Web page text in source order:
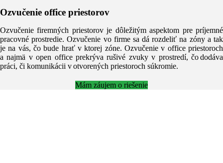
Ozvučenie office priestorov
Ozvučenie firemných priestorov je dôležitým aspektom pre príjemné
pracovné prostredie. Ozvučenie vo firme sa dá rozdeliť na zóny a tak
je na vás, čo bude hrať v ktorej zóne. Ozvučenie v office priestoroch
a najmä v open office prekrýva rušivé zvuky v prostredí, čo dodáva
práci, či komunikácii v otvorených priestoroch súkromie.
Mám záujem o riešenie